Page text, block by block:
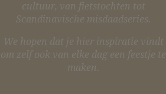
cultuur, van fietstochten tot
Scandinavische misdaadseries.
We hopen dat je hier inspiratie vindt
om zelf ook van elke dag een feestje te
maken.